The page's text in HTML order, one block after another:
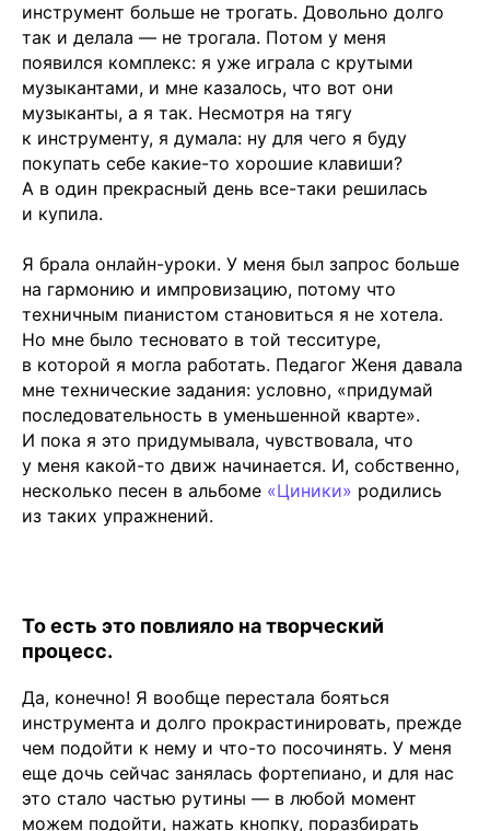
инструмент больше не трогать. Довольно долго
так и делала — не трогала. Потом у меня
появился комплекс: я уже играла с крутыми
музыкантами, и мне казалось, что вот они
музыканты, а я так. Несмотря на тягу
к инструменту, я думала: ну для чего я буду
покупать себе какие-то хорошие клавиши?
А в один прекрасный день все-таки решилась
и купила.
Я брала онлайн-уроки. У меня был запрос больше
на гармонию и импровизацию, потому что
техничным пианистом становиться я не хотела.
Но мне было тесновато в той тесситуре,
в которой я могла работать. Педагог Женя давала
мне технические задания: условно, «придумай
последовательность в уменьшенной кварте».
И пока я это придумывала, чувствовала, что
у меня какой-то движ начинается. И, собственно,
несколько песен в альбоме «Циники» родились
из таких упражнений.
То есть это повлияло на творческий
процесс.
Да, конечно! Я вообще перестала бояться
инструмента и долго прокрастинировать, прежде
чем подойти к нему и что-то посочинять. У меня
еще дочь сейчас занялась фортепиано, и для нас
это стало частью рутины — в любой момент
можем подойти, нажать кнопку, поразбирать